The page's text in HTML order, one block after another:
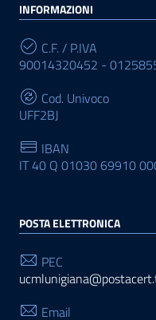
INFORMAZIONI
C.F. / P.IVA
90014320452 -
Cod. Univoco
UFF2BJ
IBAN
IT 40 Q 01030 69910
POSTA ELETTRONICA
PEC
Email